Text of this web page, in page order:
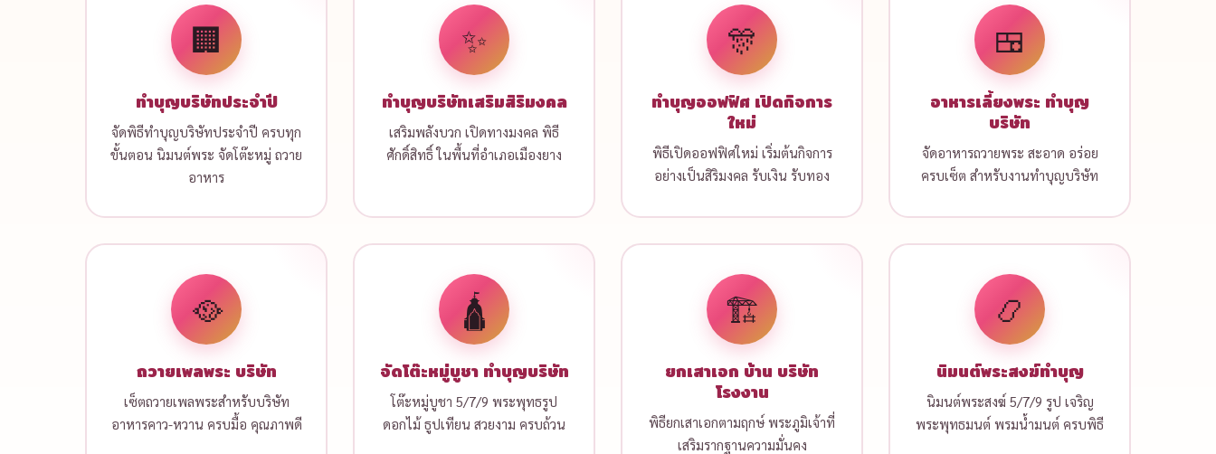
🏢
ทำบุญบริษัทประจำปี
จัดพิธีทำบุญบริษัทประจำปี ครบทุก
ขั้นตอน นิมนต์พระ จัดโต๊ะหมู่ ถวาย
อาหาร
✨
ทำบุญบริษัทเสริมสิริมงคล
เสริมพลังบวก เปิดทางมงคล พิธี
ศักดิ์สิทธิ์ ในพื้นที่อำเภอเมืองยาง
🎊
ทำบุญออฟฟิศ เปิดกิจการ
ใหม่
พิธีเปิดออฟฟิศใหม่ เริ่มต้นกิจการ
อย่างเป็นสิริมงคล รับเงิน รับทอง
🍱
อาหารเลี้ยงพระ ทำบุญ
บริษัท
จัดอาหารถวายพระ สะอาด อร่อย
ครบเซ็ต สำหรับงานทำบุญบริษัท
🥘
ถวายเพลพระ บริษัท
เซ็ตถวายเพลพระสำหรับบริษัท
อาหารคาว-หวาน ครบมื้อ คุณภาพดี
🛕
จัดโต๊ะหมู่บูชา ทำบุญบริษัท
โต๊ะหมู่บูชา 5/7/9 พระพุทธรูป
ดอกไม้ ธูปเทียน สวยงาม ครบถ้วน
🏗️
ยกเสาเอก บ้าน บริษัท
โรงงาน
พิธียกเสาเอกตามฤกษ์ พระภูมิเจ้าที่
เสริมรากฐานความมั่นคง
📿
นิมนต์พระสงฆ์ทำบุญ
นิมนต์พระสงฆ์ 5/7/9 รูป เจริญ
พระพุทธมนต์ พรมน้ำมนต์ ครบพิธี